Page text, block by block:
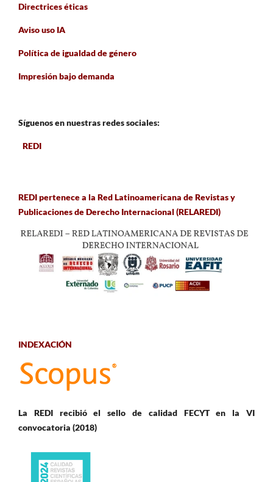
Directrices éticas
Aviso uso IA
Política de igualdad de género
Impresión bajo demanda
Síguenos en nuestras redes sociales:
REDI
REDI pertenece a la Red Latinoamericana de Revistas y
Publicaciones de Derecho Internacional (RELAREDI)
INDEXACIÓN
La REDI recibió el sello de calidad FECYT en la VI
convocatoria (2018)